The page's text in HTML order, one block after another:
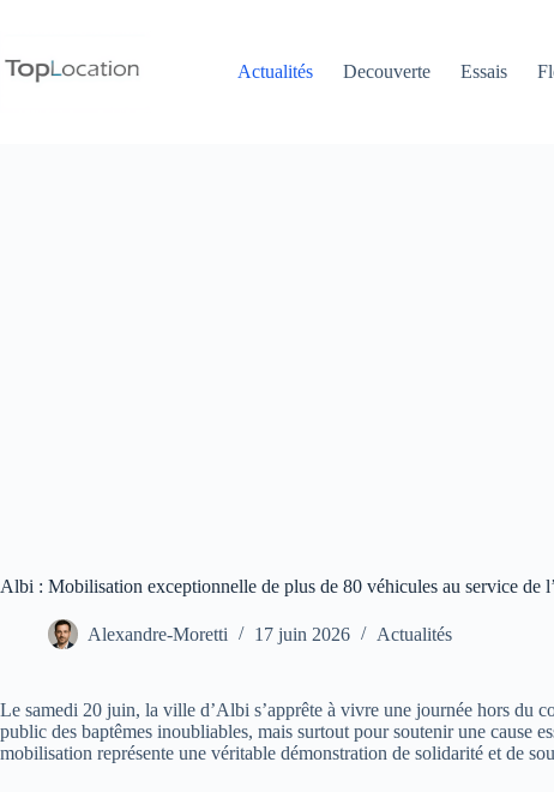
Actualités
Decouverte Essais
Albi : Mobilisation exceptionnelle de plus de 80 véhicules au service de
Alexandre-Moretti 17 juin 2026 Actualités
Le samedi 20 juin, la ville d’Albi s’apprête à vivre une journée hors du
public des baptêmes inoubliables, mais surtout pour soutenir une cause
mobilisation représente une véritable démonstration de solidarité et de